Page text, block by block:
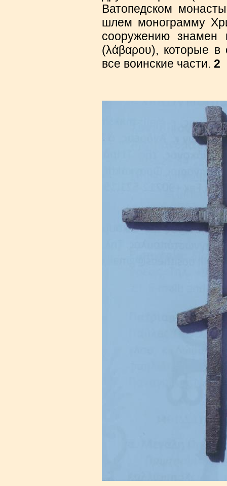
Ватопедском
шлем монограмму
сооружению
(λάβαρου), которые в
все воинские части. 2